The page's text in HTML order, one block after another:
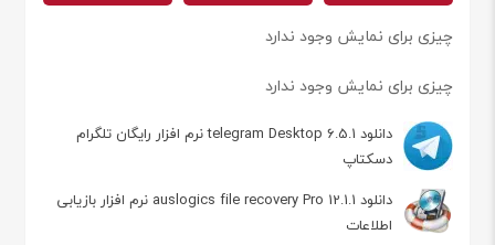
چیزی برای نمایش وجود ندارد
چیزی برای نمایش وجود ندارد
دانلود telegram Desktop 6.5.1 نرم افزار رایگان تلگرام
دسکتاپ
دانلود auslogics file recovery Pro 12.1.1 نرم افزار بازیابی
اطلاعات